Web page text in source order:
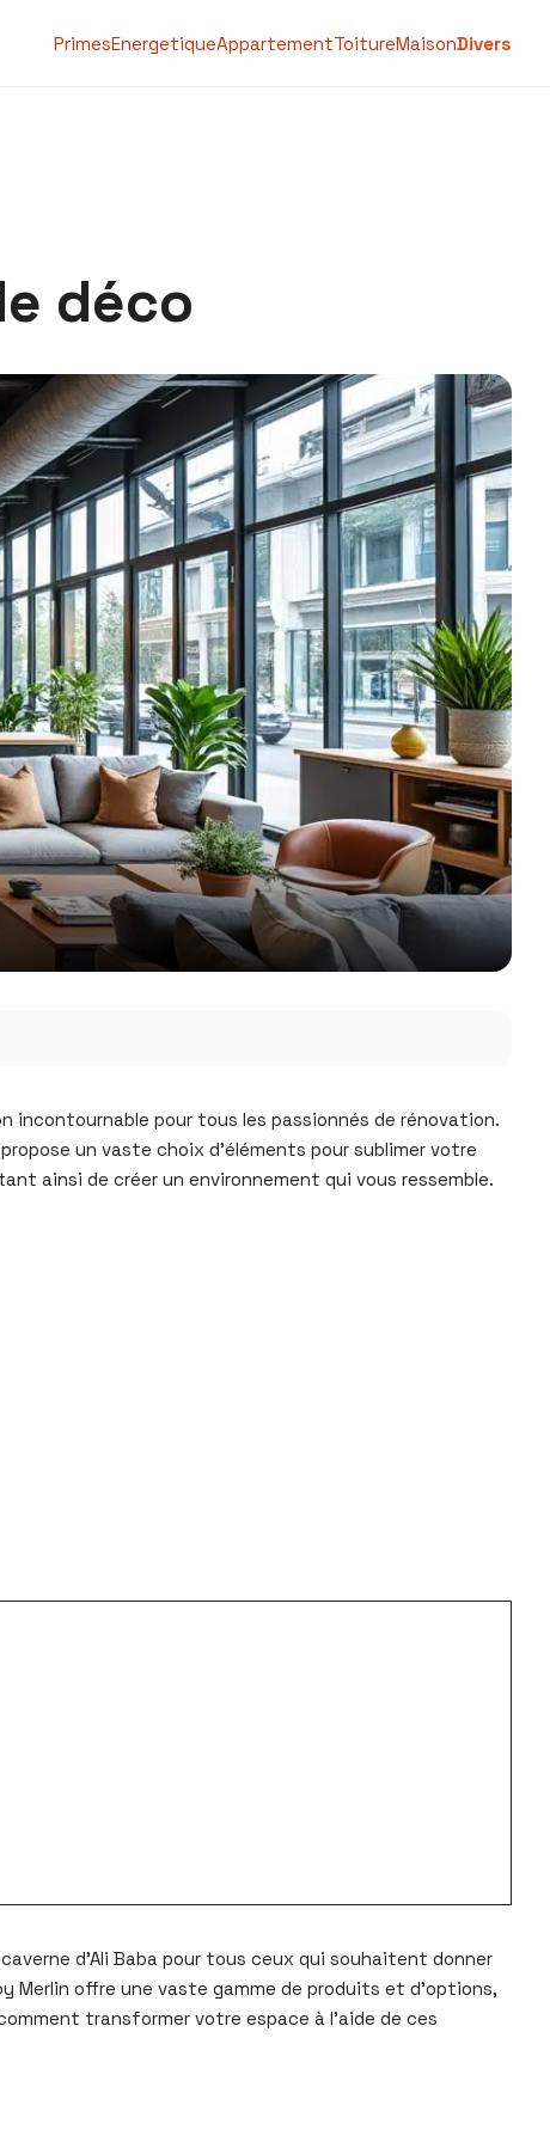
PrimesEnergetiqueAppartementToitureMaisonDivers
déco
incontournable pour tous les passionnés de rénovation.
un vaste choix d’éléments pour sublimer votre
ainsi de créer un environnement qui vous ressemble.
d’Ali Baba pour tous ceux qui souhaitent donner
Merlin offre une vaste gamme de produits et d’options,
transformer votre espace à l’aide de ces